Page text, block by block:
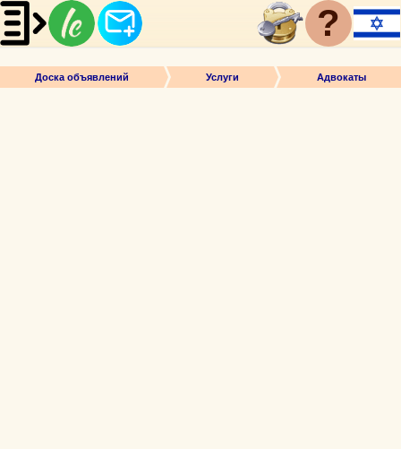
?
Доска объявлений Услуги Адвокаты